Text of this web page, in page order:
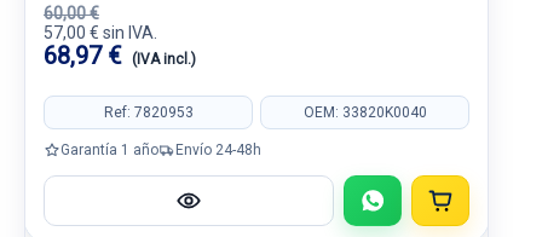
60,00 €
57,00 € sin IVA.
68,97 € (IVA incl.)
Ref: 7820953 OEM: 33820K0040
Garantía 1 año Envío 24-48h